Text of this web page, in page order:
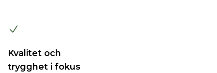
Kvalitet och
trygghet i fokus